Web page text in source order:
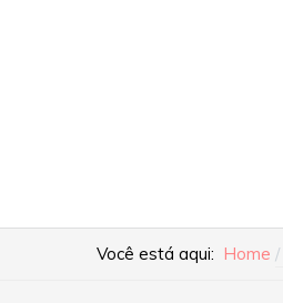
Você está aqui: Home